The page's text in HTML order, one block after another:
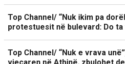
Top Channel/ “Nuk ikim pa
protestuesit në bulevard: Do
Top Channel/ “Nuk e vrava